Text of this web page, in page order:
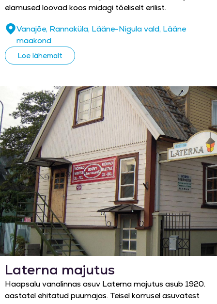
elamused loovad koos midagi tõeliselt erilist.
Vanajõe, Rannaküla, Lääne-Nigula vald, Lääne
maakond
Loe lähemalt
Laterna majutus
Haapsalu vanalinnas asuv Laterna majutus asub 1920.
aastatel ehitatud puumajas. Teisel korrusel asuvatest